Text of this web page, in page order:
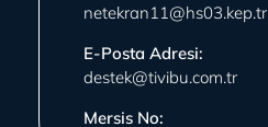
netekran11@hs03.kep.tr
E-Posta Adresi:
destek@tivibu.com.tr
Mersis No: